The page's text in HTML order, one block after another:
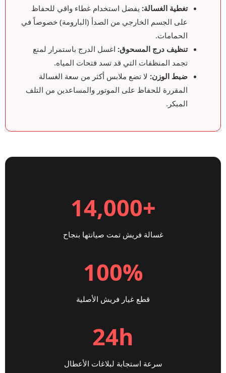
تغطية الغسالة: يفضل استخدام غطاء واقي للحفاظ
على الجسم الخارجي من الصدأ (البارومة) خصوصاً في
الحمامات.
تنظيف درج المسحوق: اغسل الدرج باستمرار لمنع
تجمد المنظفات التي قد تسد فتحات المياه.
ضبط الوزن: لا تضع ملابس أكثر من سعة الغسالة
المقررة للحفاظ على الموتور والمساعدين من التلف
المبكر.
+14,000
غسالة فريش تمت صيانتها بنجاح
100%
قطع غيار فريش الأصلية
24h
سرعة استجابة لبلاغات الأعطال